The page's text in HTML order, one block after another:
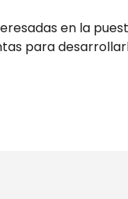
en la
para